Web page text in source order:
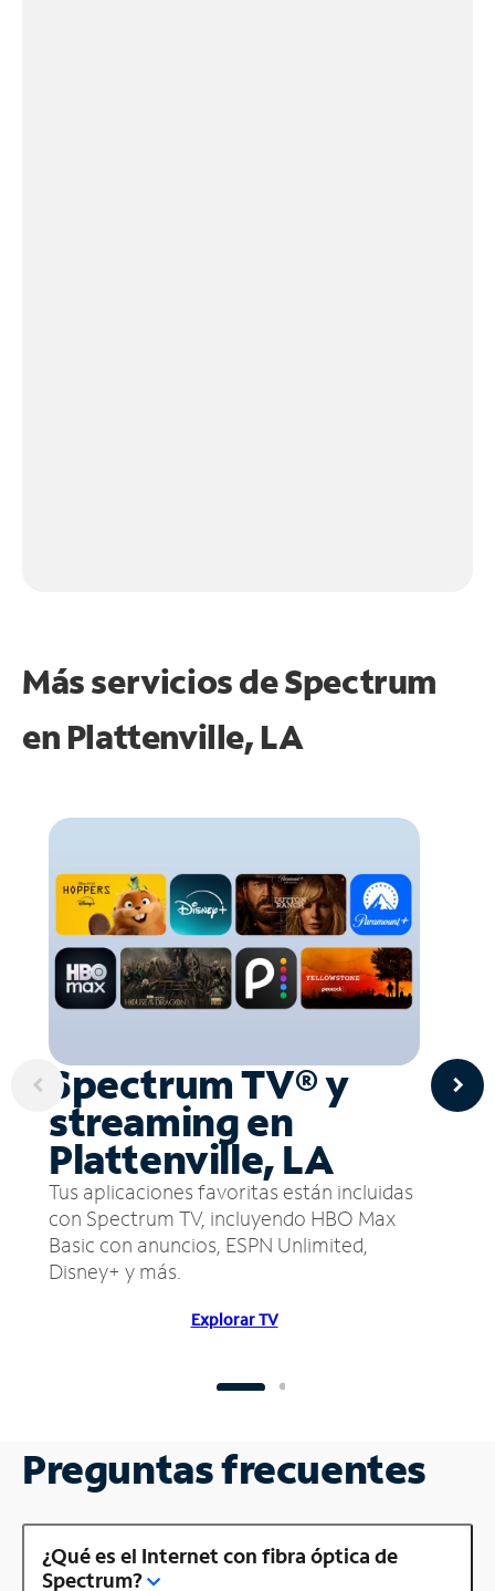
Más servicios de Spectrum
en Plattenville, LA
Spectrum TV® y
streaming en
Plattenville, LA
Tus aplicaciones favoritas están incluidas
con Spectrum TV, incluyendo HBO Max
Basic con anuncios, ESPN Unlimited,
Disney+ y más.
Explorar TV
Preguntas frecuentes
¿Qué es el Internet con fibra óptica de
Spectrum?